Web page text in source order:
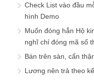
Check List vào đầu
hình Demo
Muốn đóng hẳn Hộ
nghĩ chỉ đóng mã số
Bán trên sàn, cẩn
Lương nên trả theo